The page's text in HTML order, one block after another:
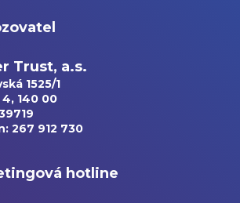
Trust, a.s.
1525/1
4, 140 00
267 912 730
hotline